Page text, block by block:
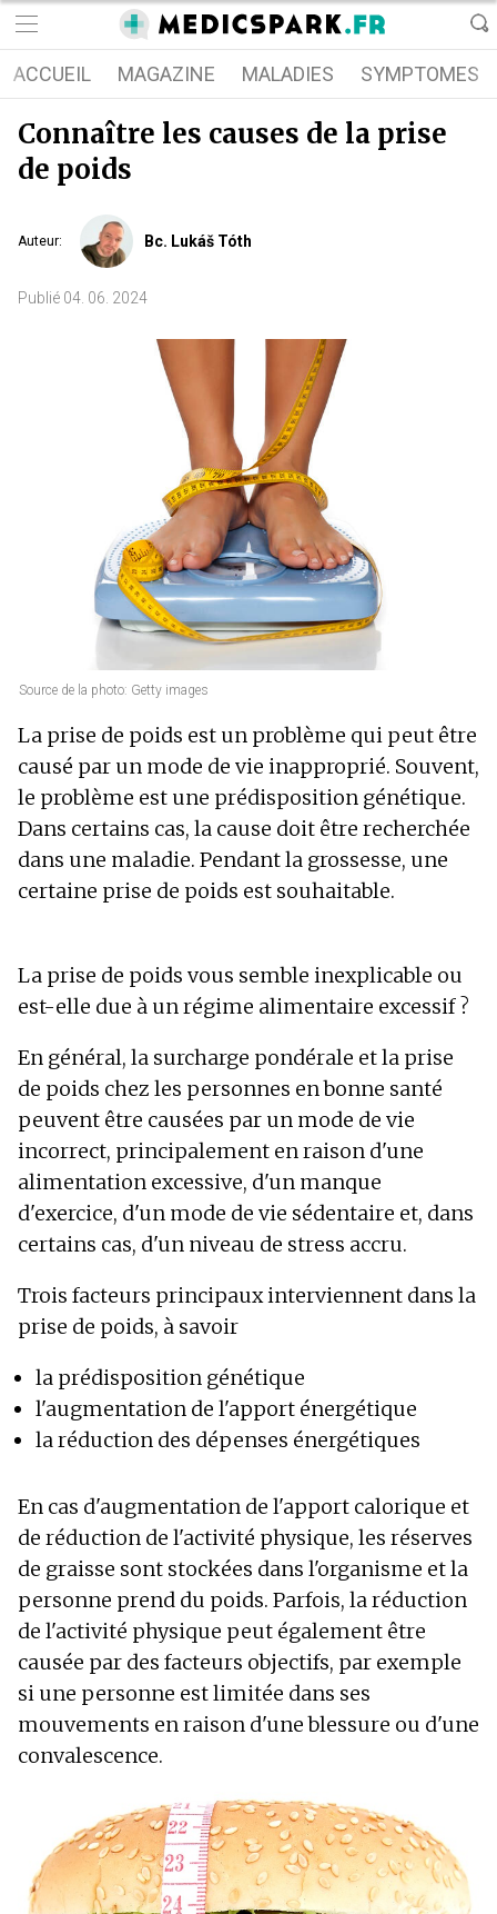
ACCUEIL MAGAZINE MALADIES SYMPTOMES
Connaître les causes de la prise
de poids
Auteur: Bc. Lukáš Tóth
Publié 04. 06. 2024
Source de la photo: Getty images
La prise de poids est un problème qui peut être
causé par un mode de vie inapproprié. Souvent,
le problème est une prédisposition génétique.
Dans certains cas, la cause doit être recherchée
dans une maladie. Pendant la grossesse, une
certaine prise de poids est souhaitable.
La prise de poids vous semble inexplicable ou
est-elle due à un régime alimentaire excessif ?
En général, la surcharge pondérale et la prise
de poids chez les personnes en bonne santé
peuvent être causées par un mode de vie
incorrect, principalement en raison d'une
alimentation excessive, d'un manque
d'exercice, d'un mode de vie sédentaire et, dans
certains cas, d'un niveau de stress accru.
Trois facteurs principaux interviennent dans la
prise de poids, à savoir
la prédisposition génétique
l'augmentation de l'apport énergétique
la réduction des dépenses énergétiques
En cas d'augmentation de l'apport calorique et
de réduction de l'activité physique, les réserves
de graisse sont stockées dans l'organisme et la
personne prend du poids. Parfois, la réduction
de l'activité physique peut également être
causée par des facteurs objectifs, par exemple
si une personne est limitée dans ses
mouvements en raison d'une blessure ou d'une
convalescence.